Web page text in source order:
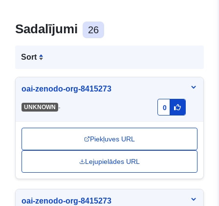
Sadalījumi 26
Sort
oai-zenodo-org-8415273
UNKNOWN - 0
Piekļuves URL
Lejupielādes URL
oai-zenodo-org-8415273